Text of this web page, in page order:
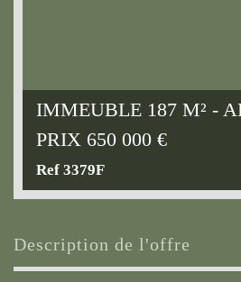
IMMEUBLE 187 M² -
PRIX 650 000 €
Ref 3379F
description de l'offre